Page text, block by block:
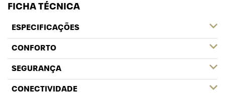
FICHA TÉCNICA
ESPECIFICAÇÕES
CONFORTO
SEGURANÇA
CONECTIVIDADE